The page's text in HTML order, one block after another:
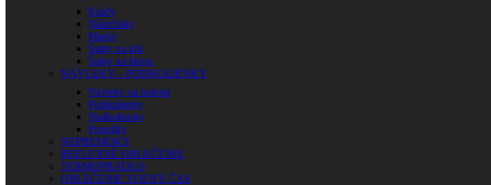
Kukly
Nákrčníky
Masky
Šatky na krk
Šatky na hlavu
NÁVLEKY – PODKOLIENKY
Návleky na kolená
Podkolienky
Nadkolienky
Ponožky
NEPREMOKY
REFLEXNÉ OBLEČENIE
TERMOPRÁDLO
OBLEČENIE VOĽNÝ ČAS